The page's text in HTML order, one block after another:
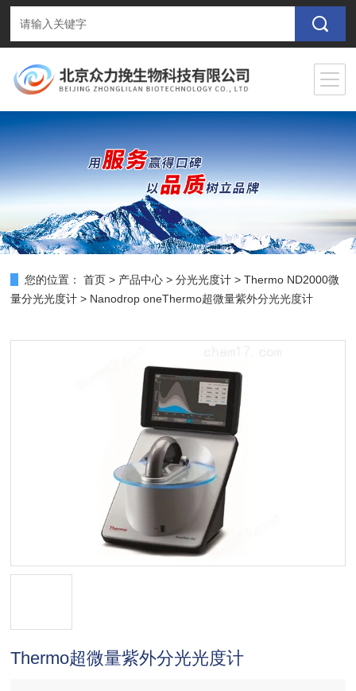
您的位置： 首页 > 产品中心 >分光光度计 >Thermo ND2000微
量分光光度计 > Nanodrop oneThermo超微量紫外分光光度计
Thermo超微量紫外分光光度计